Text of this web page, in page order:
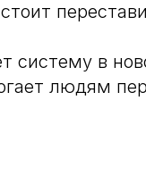
систему в
людям